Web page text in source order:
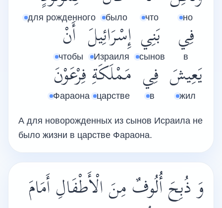
но
что
было
для рожденного
فِي
в
بَنِي
сынов
إِسْرَائِيلَ
Израиля
أَنْ
чтобы
يَعِيشَ
жил
فِي
в
مَمْلَكَةِ
царстве
فِرْعَوْنَ
Фараона
А для новорожденных из сынов Исраила не
было жизни в царстве Фараона.
وَ ذُبِحَ أُلُوفٌ مِنَ الْأَطْفَالِ أَمَامَ